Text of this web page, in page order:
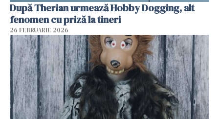
După Therian urmează Hobby Dogging, alt
fenomen cu priză la tineri
26 FEBRUARIE 2026